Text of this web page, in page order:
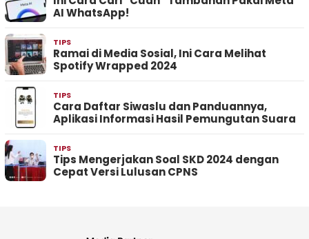
AI WhatsApp!
TIPS
Ramai di Media Sosial, Ini Cara Melihat
Spotify Wrapped 2024
TIPS
Cara Daftar Siwaslu dan Panduannya,
Aplikasi Informasi Hasil Pemungutan Suara
TIPS
Tips Mengerjakan Soal SKD 2024 dengan
Cepat Versi Lulusan CPNS